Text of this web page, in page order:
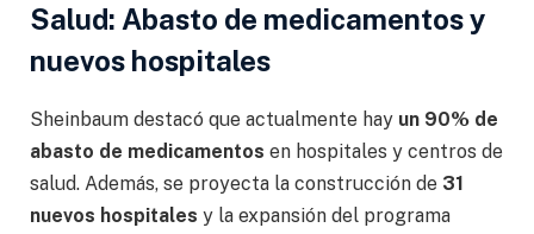
Salud: Abasto de medicamentos y
nuevos hospitales
Sheinbaum destacó que actualmente hay un 90% de
abasto de medicamentos en hospitales y centros de
salud. Además, se proyecta la construcción de 31
nuevos hospitales y la expansión del programa